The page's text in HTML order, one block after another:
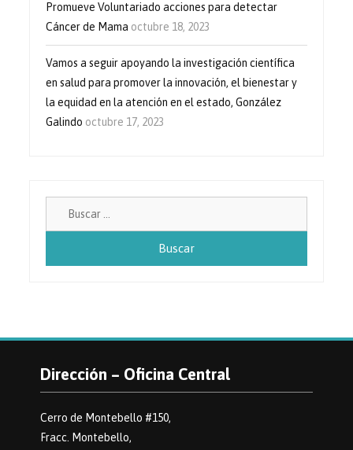
Promueve Voluntariado acciones para detectar
Cáncer de Mama octubre 18, 2023
Vamos a seguir apoyando la investigación científica
en salud para promover la innovación, el bienestar y
la equidad en la atención en el estado, González
Galindo octubre 17, 2023
Dirección – Oficina Central
Cerro de Montebello #150,
Fracc. Montebello,